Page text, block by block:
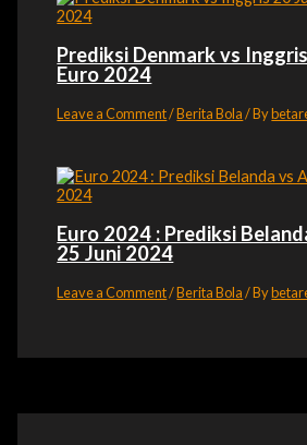
Prediksi Denmark vs
Euro 2024
Leave a Comment/Berita Bola/ By
Euro 2024 : Prediksi
25 Juni 2024
Leave a Comment/Berita Bola/ By